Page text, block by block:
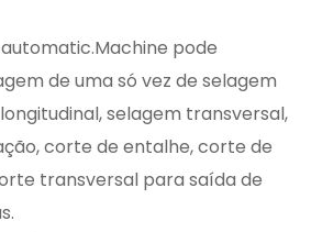
pode
de uma só vez de selagem
selagem transversal,
corte de entalhe, corte de
transversal para saída de